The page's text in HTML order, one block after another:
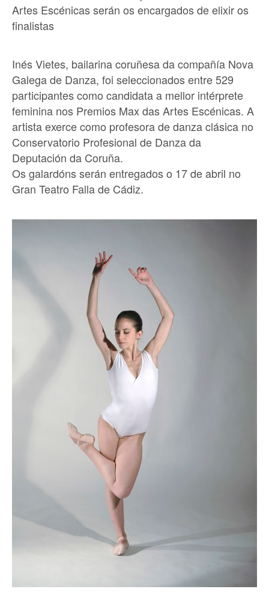
Artes Escénicas serán os encargados de elixir os
finalistas
Inés Vietes, bailarina coruñesa da compañía Nova
Galega de Danza, foi seleccionados entre 529
participantes como candidata a mellor intérprete
feminina nos Premios Max das Artes Escénicas. A
artista exerce como profesora de danza clásica no
Conservatorio Profesional de Danza da
Deputación da Coruña.
Os galardóns serán entregados o 17 de abril no
Gran Teatro Falla de Cádiz.